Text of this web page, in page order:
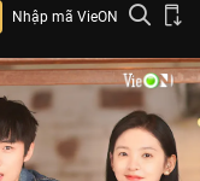
Nhập mã VieON